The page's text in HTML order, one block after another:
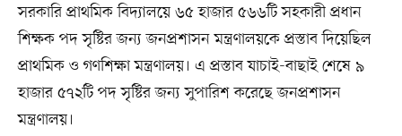
সরকারি প্রাথমিক বিদ্যালয়ে ৬৫ হাজার ৫৬৬টি সহকারী প্রধান
শিক্ষক পদ সৃষ্টির জন্য জনপ্রশাসন মন্ত্রণালয়কে প্রস্তাব দিয়েছিল
প্রাথমিক ও গণশিক্ষা মন্ত্রণালয়। এ প্রস্তাব যাচাই-বাছাই শেষে ৯
হাজার ৫৭২টি পদ সৃষ্টির জন্য সুপারিশ করেছে জনপ্রশাসন
মন্ত্রণালয়।